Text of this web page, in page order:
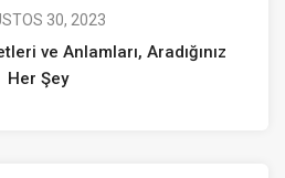
30, 2023
ve Anlamları, Aradığınız
Her Şey